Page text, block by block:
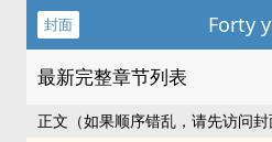
封面 Forty
最新完整章节列表
正文（如果顺序错乱，请先访问封